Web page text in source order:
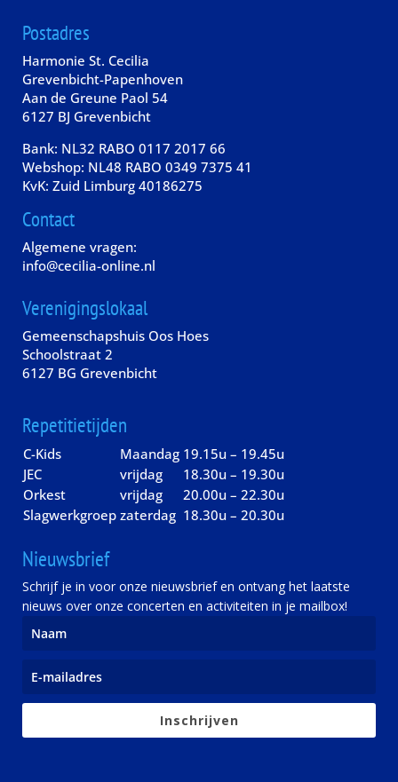
Postadres
Harmonie St. Cecilia
Grevenbicht-Papenhoven
Aan de Greune Paol 54
6127 BJ Grevenbicht
Bank: NL32 RABO 0117 2017 66
Webshop: NL48 RABO 0349 7375 41
KvK: Zuid Limburg 40186275
Contact
Algemene vragen:
info@cecilia-online.nl
Verenigingslokaal
Gemeenschapshuis Oos Hoes
Schoolstraat 2
6127 BG Grevenbicht
Repetitietijden
C-Kids Maandag 19.15u – 19.45u
JEC
vrijdag
18.30u – 19.30u
Orkest
vrijdag
20.00u – 22.30u
Slagwerkgroep zaterdag 18.30u – 20.30u
Nieuwsbrief
Schrijf je in voor onze nieuwsbrief en ontvang het laatste
nieuws over onze concerten en activiteiten in je mailbox!
Inschrijven